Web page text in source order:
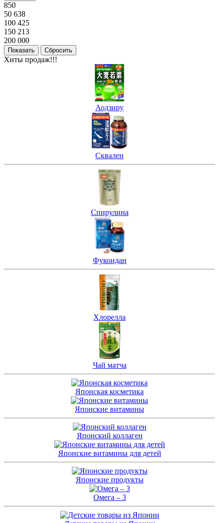
850
50 638
100 425
150 213
200 000
Хиты продаж!!!
Аодзиру
Сквален
Спирулина
Фукоидан
Хлорелла
Чай матча
Японская косметика
Японские витамины
Японский коллаген
Японские витамины для детей
Японские продукты
Омега – 3